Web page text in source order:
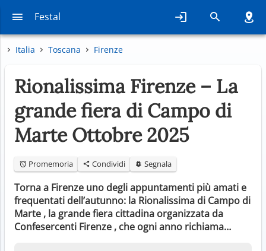
Festal
Italia Toscana Firenze
Rionalissima Firenze – La
grande fiera di Campo di
Marte Ottobre 2025
Promemoria Condividi Segnala
Torna a Firenze uno degli appuntamenti più amati e
frequentati dell’autunno: la Rionalissima di Campo di
Marte , la grande fiera cittadina organizzata da
Confesercenti Firenze , che ogni anno richiama…